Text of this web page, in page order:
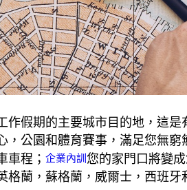
作假期的主要城市目的地，這
，公園和體育賽事，滿足您無
車程； 企業內訓 您的家門口將變
格蘭，蘇格蘭，威爾士，西班